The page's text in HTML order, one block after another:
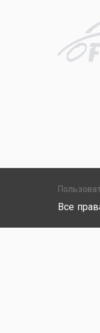
Все